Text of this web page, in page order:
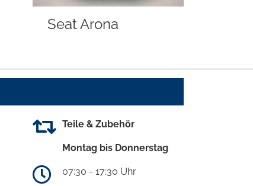
Seat Arona
Teile & Zubehör
Montag bis Donnerstag
07:30 - 17:30 Uhr